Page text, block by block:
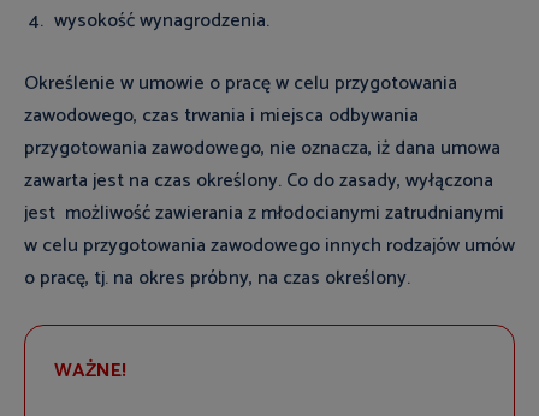
wysokość wynagrodzenia.
Określenie w umowie o pracę w celu przygotowania
zawodowego, czas trwania i miejsca odbywania
przygotowania zawodowego, nie oznacza, iż dana umowa
zawarta jest na czas określony. Co do zasady, wyłączona
jest możliwość zawierania z młodocianymi zatrudnianymi
w celu przygotowania zawodowego innych rodzajów umów
o pracę, tj. na okres próbny, na czas określony.
WAŻNE!